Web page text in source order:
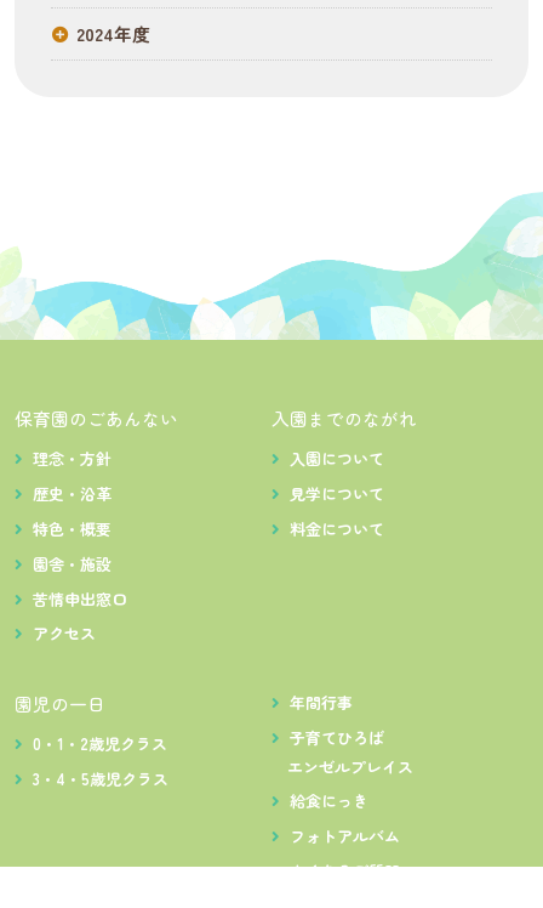
2024年度
保育園のごあんない
理念・方針
歴史・沿革
特色・概要
園舎・施設
苦情申出窓口
アクセス
入園までのながれ
入園について
見学について
料金について
園児の一日
0・1・2歳児クラス
3・4・5歳児クラス
年間行事
子育てひろば
エンゼルプレイス
給食にっき
フォトアルバム
よくあるご質問